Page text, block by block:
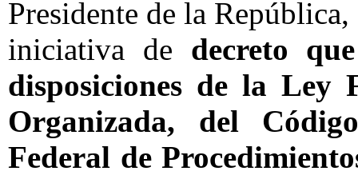
Presidente de la
iniciativa de decreto
disposiciones de la Ley
Organizada, del
Federal de